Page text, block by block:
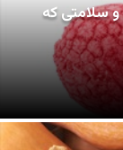
سلامتی که